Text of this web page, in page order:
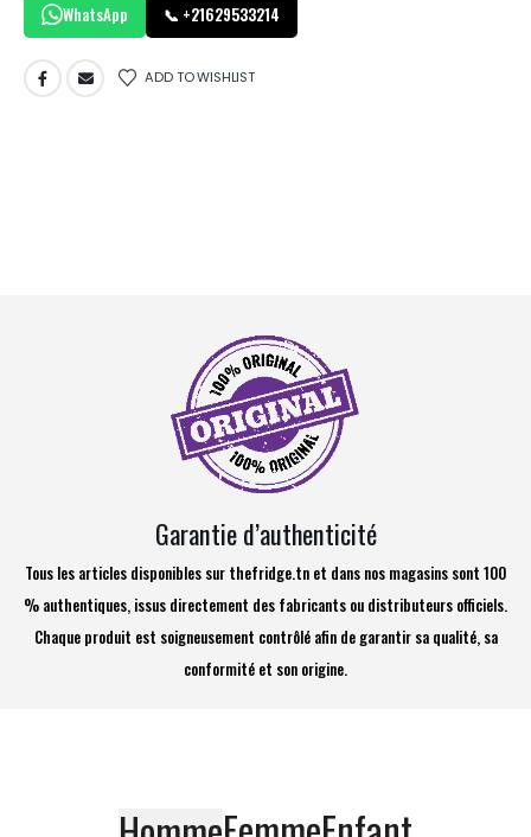
WhatsApp 📞 +21629533214
ADD TO WISHLIST
Garantie d’authenticité
Tous les articles disponibles sur thefridge.tn et dans nos magasins sont 100
% authentiques, issus directement des fabricants ou distributeurs officiels.
Chaque produit est soigneusement contrôlé afin de garantir sa qualité, sa
conformité et son origine.